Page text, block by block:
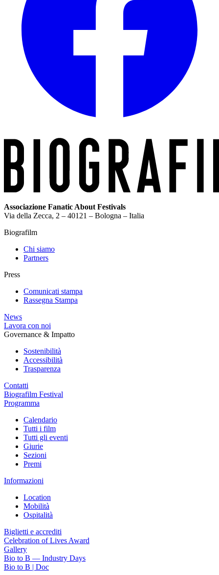
Associazione Fanatic About Festivals
Via della Zecca, 2 – 40121 – Bologna – Italia
Biografilm
Chi siamo
Partners
Press
Comunicati stampa
Rassegna Stampa
News
Lavora con noi
Governance & Impatto
Sostenibilità
Accessibilità
Trasparenza
Contatti
Biografilm Festival
Programma
Calendario
Tutti i film
Tutti gli eventi
Giurie
Sezioni
Premi
Informazioni
Location
Mobilità
Ospitalità
Biglietti e accrediti
Celebration of Lives Award
Gallery
Bio to B — Industry Days
Bio to B | Doc